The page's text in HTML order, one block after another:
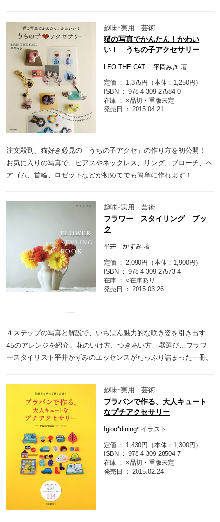
趣味･実用・芸術
猫の写真でかんたん！かわい
い！ うちの子アクセサリー
LEO THE CAT. 平岡みき 著
定価
1,375円（本体：1,250円）
ISBN
978-4-309-27584-0
在庫
×品切・重版未定
発売日
2015.04.21
注文殺到、猫好き必見の「うちの子アクセ」の作り方を初公開！
お気に入りの写真で、ピアスやネックレス、リング、ブローチ、ヘ
アゴム、首輪、ロゼットなどが初めてでも簡単に作れます！
趣味･実用・芸術
フラワー スタイリング ブッ
ク
平井 かずみ 著
定価
2,090円（本体：1,900円）
ISBN
978-4-309-27573-4
在庫
○在庫あり
発売日
2015.03.26
４ステップの写真と解説で、いちばん魅力的な咲き姿を引き出す
45のアレンジを紹介。花のいけ方、つきあい方、器選び…フラワ
ースタイリスト平井かずみのエッセンスがたっぷり詰まった一冊。
趣味･実用・芸術
プラバンで作る、大人キュート
なプチアクセサリー
Igloo*dining* イラスト
定価
1,430円（本体：1,300円）
ISBN
978-4-309-28504-7
在庫
×品切・重版未定
発売日
2015.02.24